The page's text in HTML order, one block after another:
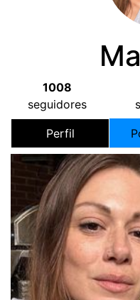
1008
seguidores
Perfil